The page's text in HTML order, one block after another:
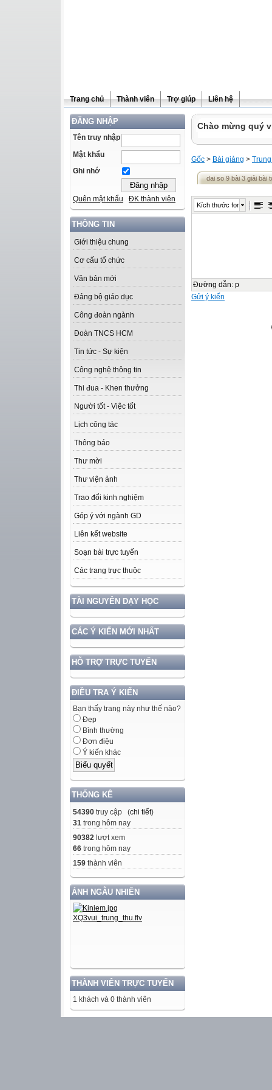
Trang chủ Thành viên Trợ giúp Liên hệ
ĐĂNG NHẬP
Tên truy nhập
Mật khẩu
Ghi nhớ
Quên mật khẩu ĐK thành viên
THÔNG TIN
Giới thiệu chung
Cơ cấu tổ chức
Văn bản mới
Đảng bộ giáo dục
Công đoàn ngành
Đoàn TNCS HCM
Tin tức - Sự kiện
Công nghệ thông tin
Thi đua - Khen thưởng
Người tốt - Việc tốt
Lịch công tác
Thông báo
Thư mời
Thư viện ảnh
Trao đổi kinh nghiệm
Góp ý với ngành GD
Liên kết website
Soạn bài trực tuyến
Các trang trực thuộc
TÀI NGUYÊN DẠY HỌC
CÁC Ý KIẾN MỚI NHẤT
HỖ TRỢ TRỰC TUYẾN
ĐIỀU TRA Ý KIẾN
Bạn thấy trang này như thế nào?
Đẹp
Bình thường
Đơn điệu
Ý kiến khác
THỐNG KÊ
54390 truy cập (chi tiết)
31 trong hôm nay
90382 lượt xem
66 trong hôm nay
159 thành viên
ẢNH NGẪU NHIÊN
THÀNH VIÊN TRỰC TUYẾN
1 khách và 0 thành viên
Chào mừng quý
Gốc > Bài giảng >
dai so 9 bài 3 giải bài
Kích thước font
Đường dẫn: p
Gửi ý kiến